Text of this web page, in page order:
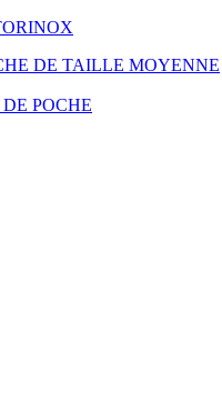
DE TAILLE MOYENNE
POCHE